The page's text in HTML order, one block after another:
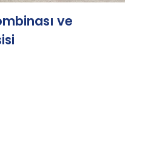
ve